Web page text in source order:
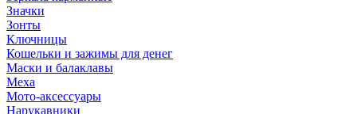
Значки
Зонты
Ключницы
Кошельки и зажимы для денег
Маски и балаклавы
Меха
Мото-аксессуары
Нарукавники